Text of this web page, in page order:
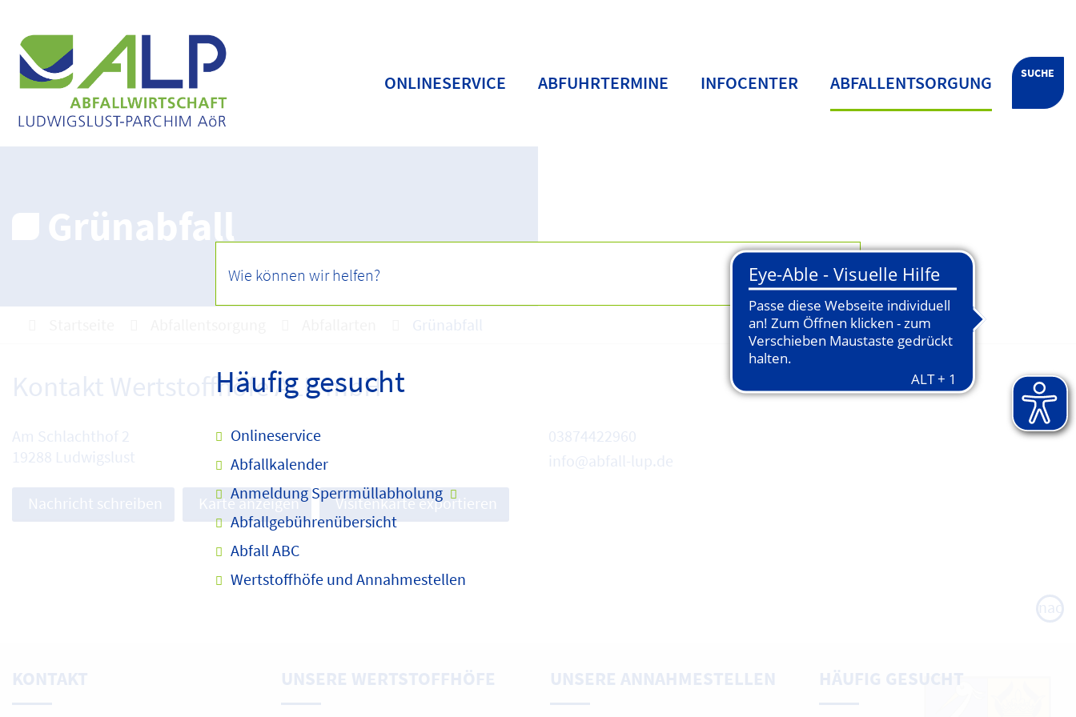
Häufig gesucht
Onlineservice
Abfallkalender
Anmeldung Sperrmüllabholung
Abfallgebührenübersicht
Abfall ABC
Wertstoffhöfe und Annahmestellen
SUCHE
ONLINESERVICE ABFUHRTERMINE INFOCENTER ABFALLENTSORGUNG
Grünabfall
Grünabfall
Kontakt Wertstoffhöfe ALP mbH
Am Schlachthof 2
19288 Ludwigslust
03874422960
info@abfall-lup.de
Nachricht schreiben Karte anzeigen Visitenkarte exportieren
nach
oben
KONTAKT UNSERE WERTSTOFFHÖFE UNSERE ANNAHMESTELLEN HÄUFIG GESUCHT